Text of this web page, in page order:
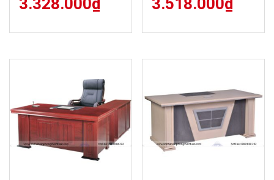
3.328.000₫ 3.518.000₫